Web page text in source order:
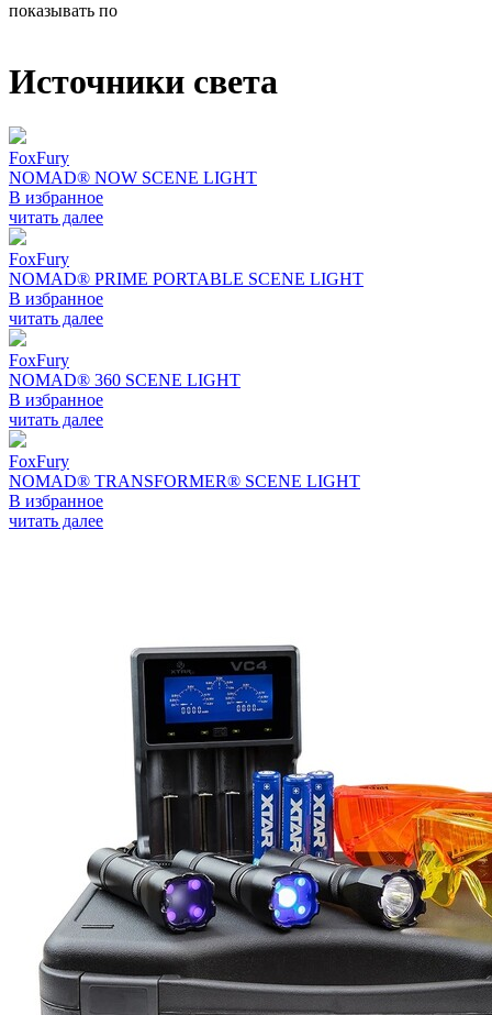
показывать по
Источники света
FoxFury
NOMAD® NOW SCENE LIGHT
В избранное
читать далее
FoxFury
NOMAD® PRIME PORTABLE SCENE LIGHT
В избранное
читать далее
FoxFury
NOMAD® 360 SCENE LIGHT
В избранное
читать далее
FoxFury
NOMAD® TRANSFORMER® SCENE LIGHT
В избранное
читать далее